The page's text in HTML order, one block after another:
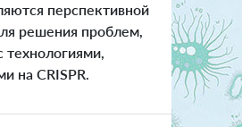
перспективной
решения проблем,
технологиями,
на CRISPR.